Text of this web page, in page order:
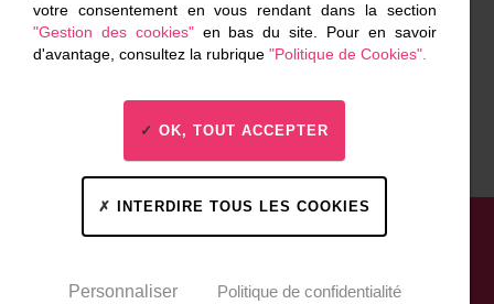
Florence Narozny / Mathis Elion
Relations presse
+33 (0)6 86 50 24 51
Données personnelles
Mentions légales
Un événement organisé par La Scam
votre consentement en vous rendant dans la section
"Gestion des cookies"en bas du site. Pour en savoir
d'avantage, consultez la rubrique "Politique de Cookies".
OK, TOUT ACCEPTER
INTERDIRE TOUS LES COOKIES
Personnaliser Politique de confidentialité